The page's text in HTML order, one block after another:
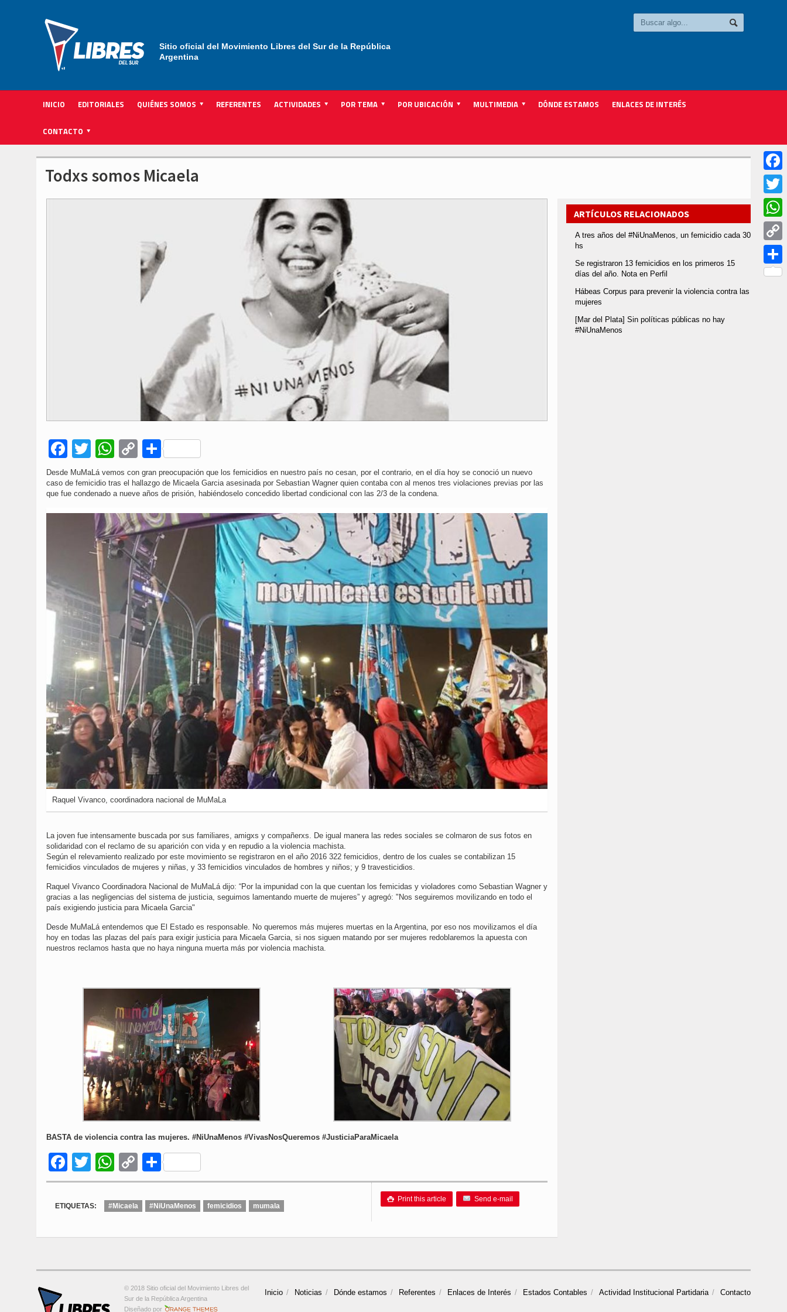
Sitio oficial del Movimiento Libres del Sur de la República
Argentina
INICIO EDITORIALES QUIÉNES SOMOS REFERENTES ACTIVIDADES POR TEMA POR UBICACIÓN MULTIMEDIA DÓNDE ESTAMOS ENLACES DE INTERÉS
CONTACTO
Todxs somos Micaela
Facebook
TwitterWhatsApp
Copy
Link
Compartir
Desde MuMaLá vemos con gran preocupación que los femicidios en nuestro país no cesan, por el contrario, en el día hoy se conoció un nuevo
caso de femicidio tras el hallazgo de Micaela Garcia asesinada por Sebastian Wagner quien contaba con al menos tres violaciones previas por las
que fue condenado a nueve años de prisión, habiéndoselo concedido libertad condicional con las 2/3 de la condena.
Raquel Vivanco, coordinadora nacional de MuMaLa
La joven fue intensamente buscada por sus familiares, amigxs y compañerxs. De igual manera las redes sociales se colmaron de sus fotos en
solidaridad con el reclamo de su aparición con vida y en repudio a la violencia machista.
Según el relevamiento realizado por este movimiento se registraron en el año 2016 322 femicidios, dentro de los cuales se contabilizan 15
femicidios vinculados de mujeres y niñas, y 33 femicidios vinculados de hombres y niños; y 9 travesticidios.
Raquel Vivanco Coordinadora Nacional de MuMaLá dijo: “Por la impunidad con la que cuentan los femicidas y violadores como Sebastian Wagner y
gracias a las negligencias del sistema de justicia, seguimos lamentando muerte de mujeres” y agregó: "Nos seguiremos movilizando en todo el
país exigiendo justicia para Micaela Garcia"
Desde MuMaLá entendemos que El Estado es responsable. No queremos más mujeres muertas en la Argentina, por eso nos movilizamos el día
hoy en todas las plazas del país para exigir justicia para Micaela Garcia, si nos siguen matando por ser mujeres redoblaremos la apuesta con
nuestros reclamos hasta que no haya ninguna muerta más por violencia machista.
BASTA de violencia contra las mujeres. #NiUnaMenos #VivasNosQueremos #JusticiaParaMicaela
Facebook
TwitterWhatsApp
Copy
Link
Compartir
 Print this article
Send e-mail
ETIQUETAS:
#Micaela #NiUnaMenos femicidios mumala
ARTÍCULOS RELACIONADOS
A tres años del #NiUnaMenos, un femicidio cada 30
hs
Se registraron 13 femicidios en los primeros 15
días del año. Nota en Perfil
Hábeas Corpus para prevenir la violencia contra las
mujeres
[Mar del Plata] Sin políticas públicas no hay
#NiUnaMenos
Inicio Noticias Dónde estamos Referentes Enlaces de Interés Estados Contables Actividad Institucional Partidaria Contacto
© 2018 Sitio oficial del Movimiento Libres del
Sur de la República Argentina
Diseñado por
Orange-Themes.com
Twitter
Copy
Link